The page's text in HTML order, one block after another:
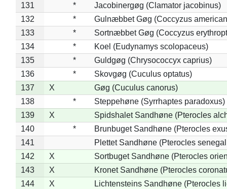
131
*
Jacobinergøg (Clamator jacobinus)
132
*
Gulnæbbet Gøg (Coccyzus
133
*
Sortnæbbet Gøg (Coccyzus
134
*
Koel (Eudynamys scolopaceus)
135
*
Guldgøg (Chrysococcyx caprius)
136
*
Skovgøg (Cuculus optatus)
137
X
Gøg (Cuculus canorus)
138
*
Steppehøne (Syrrhaptes paradoxus)
139
X
Spidshalet Sandhøne (Pterocles
140
*
Brunbuget Sandhøne (Pterocles
141
Plettet Sandhøne (Pterocles
142
X
Sortbuget Sandhøne (Pterocles
143
X
Kronet Sandhøne (Pterocles
144
X
Lichtensteins Sandhøne (Pterocles